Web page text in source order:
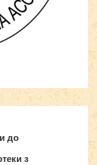
и расширения.
до
з